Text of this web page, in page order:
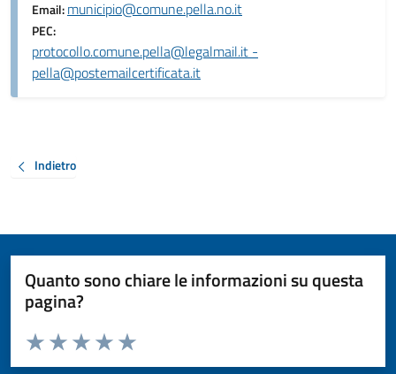
Email:municipio@comune.pella.no.it
PEC:
protocollo.comune.pella@legalmail.it -
pella@postemailcertificata.it
Indietro
Quanto sono chiare le informazioni su questa
pagina?
Valuta da 1 a 5 stelle la pagina
Valuta 5 stelle su 5
Valuta 4 stelle su 5
Valuta 3 stelle su 5
Valuta 2 stelle su 5
Valuta 1 stelle su 5